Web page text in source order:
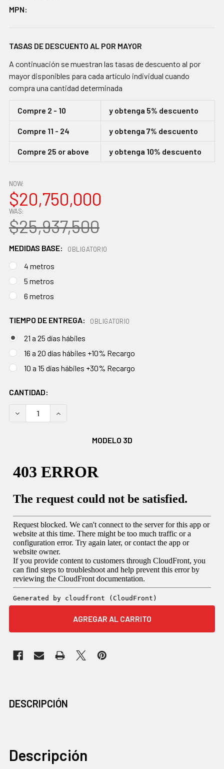
MPN:
TASAS DE DESCUENTO AL POR MAYOR
A continuación se muestran las tasas de descuento al por
mayor disponibles para cada artículo individual cuando
compra una cantidad determinada
Compre 2 - 10 y obtenga 5% descuento
Compre 11 - 24 y obtenga 7% descuento
Compre 25 or above y obtenga 10% descuento
NOW:
$20,750,000
WAS:
$25,937,500
MEDIDAS BASE: OBLIGATORIO
4 metros
5 metros
6 metros
TIEMPO DE ENTREGA: OBLIGATORIO
21 a 25 días hábiles
16 a 20 días hábiles +10% Recargo
10 a 15 días hábiles +30% Recargo
EXISTENCIAS
ACTUALES:
CANTIDAD:
DISMINUIR CANTIDAD:AUMENTAR CANTIDAD:
MODELO 3D
JUNTOS
DESCRIPCIÓN
Descripción